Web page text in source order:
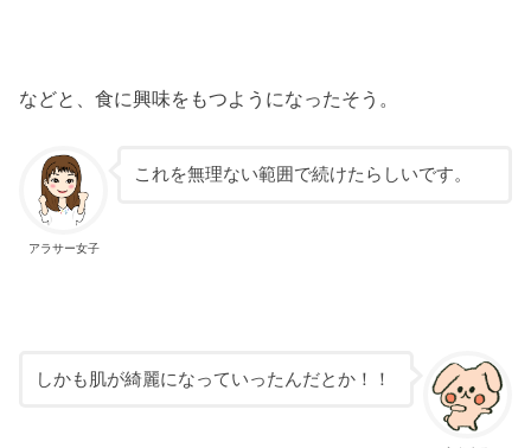
などと、食に興味をもつようになったそう。
アラサー女子
これを無理ない範囲で続けたらしいです。
しかも肌が綺麗になっていったんだとか！！